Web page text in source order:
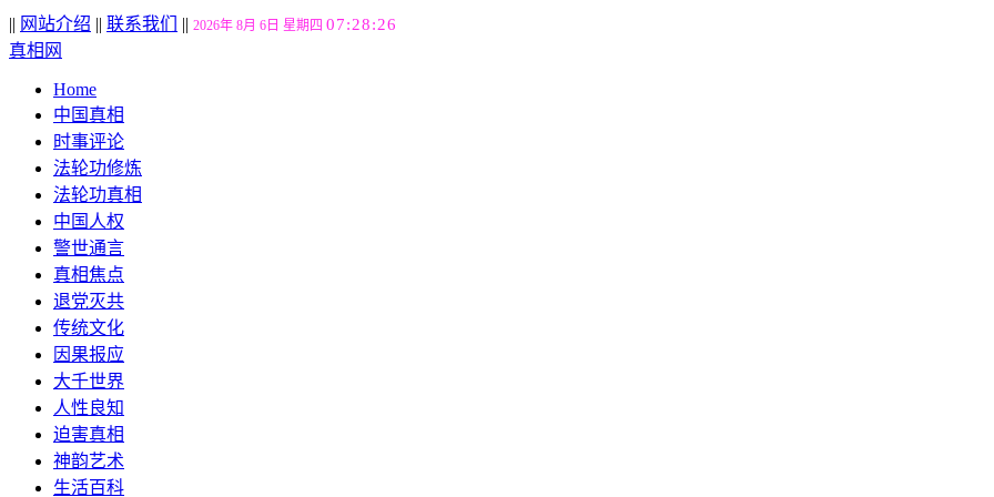
|| 网站介绍 || 联系我们 || 2026年 8月 6日 星期四 07:28:27
真相网
Home
中国真相
时事评论
法轮功修炼
法轮功真相
中国人权
警世通言
真相焦点
退党灭共
传统文化
因果报应
大千世界
人性良知
迫害真相
神韵艺术
生活百科